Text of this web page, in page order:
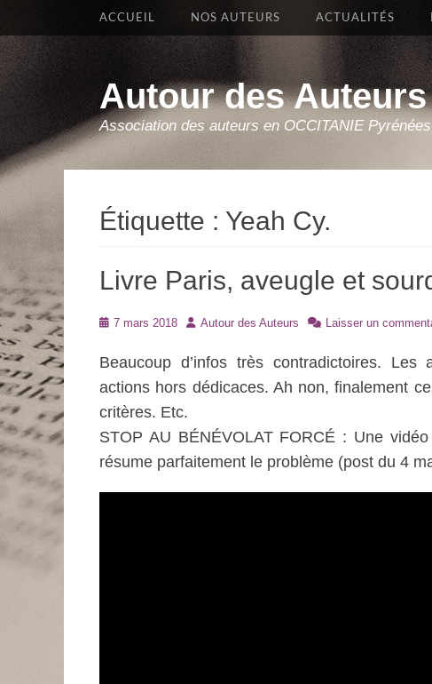
Autour des Auteurs
Association des auteurs en OCCITANIE
Premier Menu
Aller
ACCUEIL NOS AUTEURS ACTUALITÉS
Étiquette : Yeah Cy.
Livre Paris, aveugle et
Posté7 mars 2018 Auteur
Autour des Auteurs Laisser un
Beaucoup d’infos très contradictoires.
actions hors dédicaces. Ah non, finalement
critères. Etc.
STOP AU BÉNÉVOLAT FORCÉ : Une
résume parfaitement le problème (post du 4